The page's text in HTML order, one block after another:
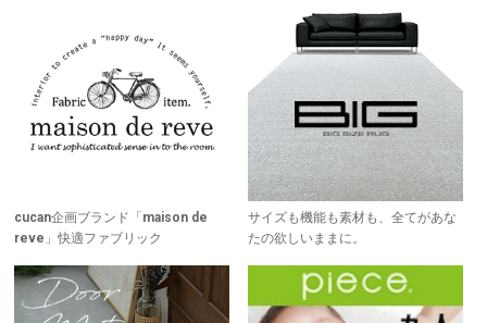
cucan企画ブランド「maison de
reve」快適ファブリック
サイズも機能も素材も、全てがあな
たの欲しいままに。